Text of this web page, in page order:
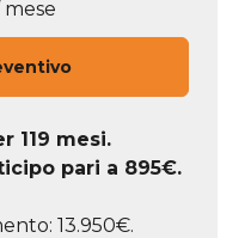
119 mesi.
pari a 895€.
13.950€.